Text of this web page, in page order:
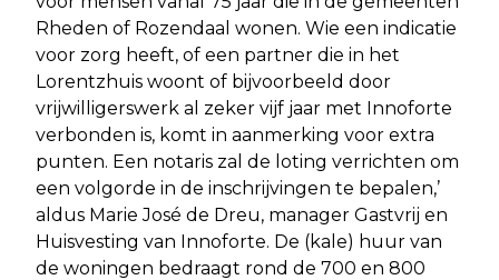
Rheden of Rozendaal wonen. Wie een indicatie
voor zorg heeft, of een partner die in het
Lorentzhuis woont of bijvoorbeeld door
vrijwilligerswerk al zeker vijf jaar met Innoforte
verbonden is, komt in aanmerking voor extra
punten. Een notaris zal de loting verrichten om
een volgorde in de inschrijvingen te bepalen,’
aldus Marie José de Dreu, manager Gastvrij en
Huisvesting van Innoforte. De (kale) huur van
de woningen bedraagt rond de 700 en 800